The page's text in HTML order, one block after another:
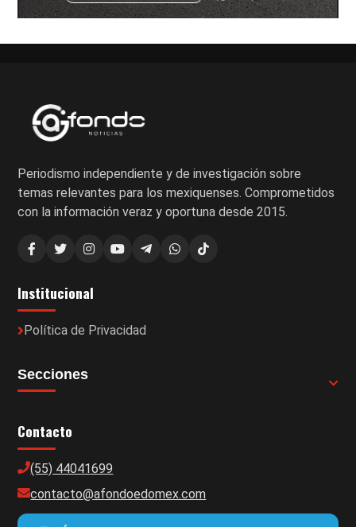
Periodismo independiente y de investigación sobre
temas relevantes para los mexiquenses. Comprometidos
con la información veraz y oportuna desde 2015.
Institucional
Política de Privacidad
Secciones
Contacto
(55) 44041699
contacto@afondoedomex.com